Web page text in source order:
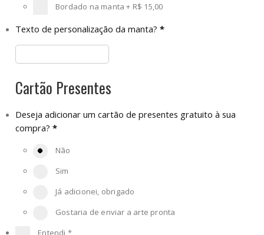
Bordado na manta + R$ 15,00
Texto de personalização da manta? *
Cartão Presentes
Deseja adicionar um cartão de presentes gratuito à sua
compra? *
Não
Sim
Já adicionei, obrigado
Gostaria de enviar a arte pronta
Entendi *